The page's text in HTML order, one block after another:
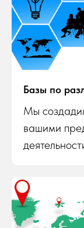
Базы по
Мы
вашими